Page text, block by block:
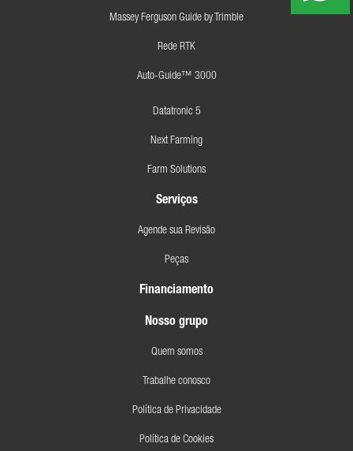
Massey Ferguson Guide by Trimble
Rede RTK
Auto-Guide™ 3000
Datatronic 5
Next Farming
Farm Solutions
Serviços
Agende sua Revisão
Peças
Financiamento
Nosso grupo
Quem somos
Trabalhe conosco
Política de Privacidade
Política de Cookies